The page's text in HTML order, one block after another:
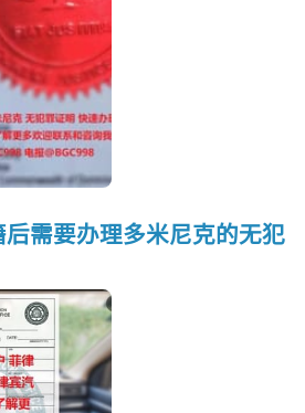
需要办理多米尼克的无犯